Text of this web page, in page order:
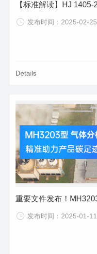
发布时间：2025-02-25
Details
发布时间：2025-01-11